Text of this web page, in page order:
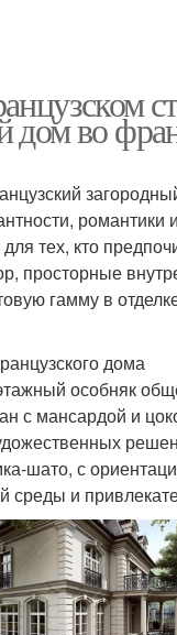
дом во
романтики
тех, кто
просторные
гамму в
дома
особняк
с мансардой и
шато, с
среды и